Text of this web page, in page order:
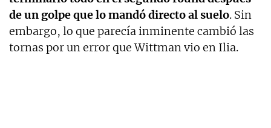
de un golpe que lo mandó directo al suelo. Sin
embargo, lo que parecía inminente cambió las
tornas por un error que Wittman vio en Ilia.